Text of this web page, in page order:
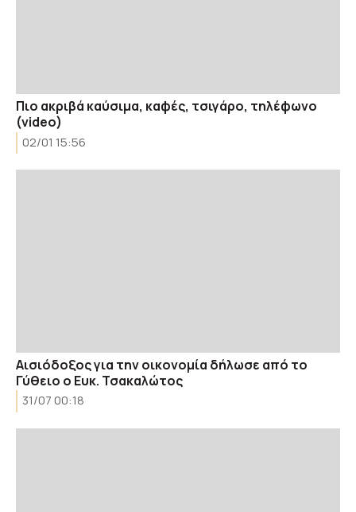
Πιο ακριβά καύσιμα, καφές, τσιγάρο, τηλέφωνο
(video)
02/01 15:56
Αισιόδοξος για την οικονομία δήλωσε από το
Γύθειο ο Ευκ. Τσακαλώτος
31/07 00:18